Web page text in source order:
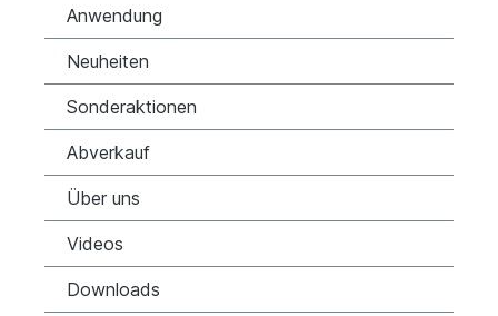
Anwendung
Neuheiten
Sonderaktionen
Abverkauf
Über uns
Videos
Downloads